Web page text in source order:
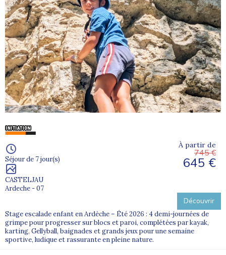
Séjour de 7 jour(s)
CASTELJAU
Ardeche - 07
À partir de
745 €
645 €
Découvrir
Stage escalade enfant en Ardèche – Été 2026 : 4 demi-journées de
grimpe pour progresser sur blocs et paroi, complétées par kayak,
karting, Gellyball, baignades et grands jeux pour une semaine
sportive, ludique et rassurante en pleine nature.